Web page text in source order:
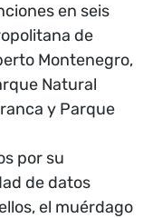
en seis
de
Montenegro,
Natural
y Parque
por su
de datos
el muérdago